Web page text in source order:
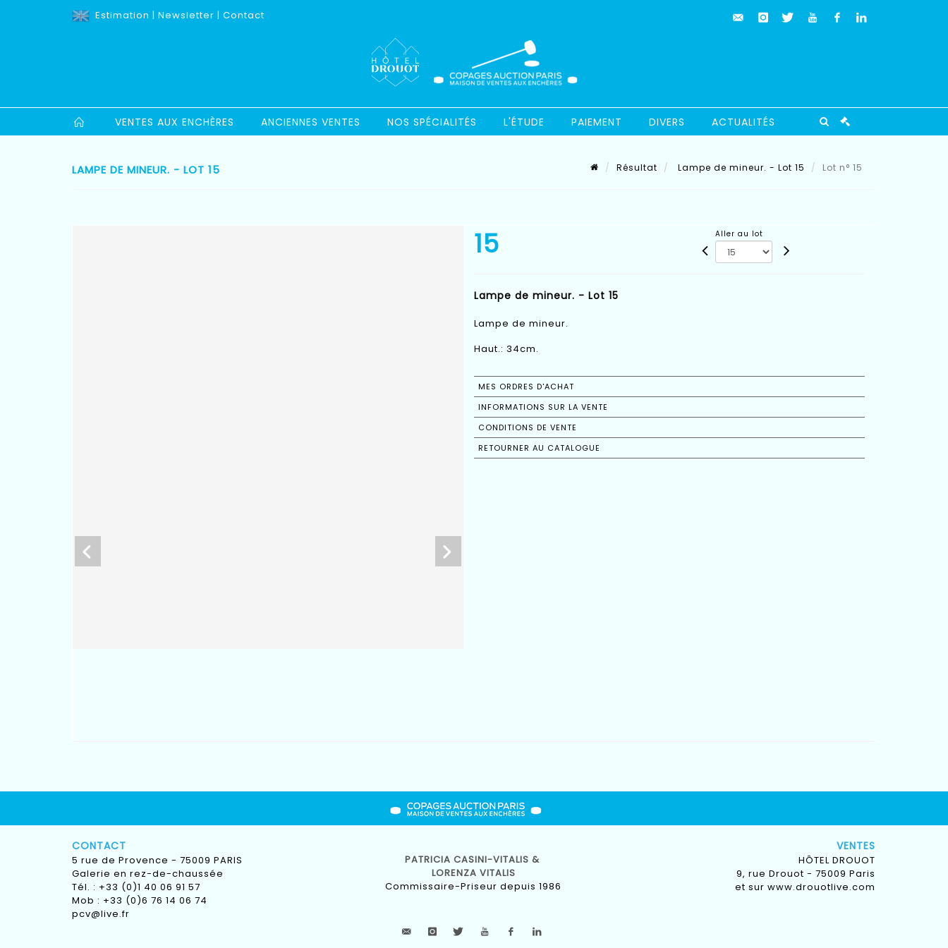
Estimation | Newsletter | Contact
VENTES AUX ENCHÈRES ANCIENNES VENTES NOS SPÉCIALITÉS L'ÉTUDE PAIEMENT DIVERS ACTUALITÉS
LAMPE DE MINEUR. - LOT 15 Résultat Lampe de mineur. - Lot 15 Lot n° 15
15 Aller au lot
Lampe de mineur. - Lot 15
Lampe de mineur.
Haut.: 34cm.
MES ORDRES D'ACHAT
INFORMATIONS SUR LA VENTE
CONDITIONS DE VENTE
RETOURNER AU CATALOGUE
CONTACT
5 rue de Provence - 75009 PARIS
Galerie en rez-de-chaussée
Tél. : +33 (0)1 40 06 91 57
Mob : +33 (0)6 76 14 06 74
pcv@live.fr
PATRICIA CASINI-VITALIS &
LORENZA VITALIS
Commissaire-Priseur depuis 1986
VENTES
HÔTEL DROUOT
9, rue Drouot - 75009 Paris
et sur www.drouotlive.com